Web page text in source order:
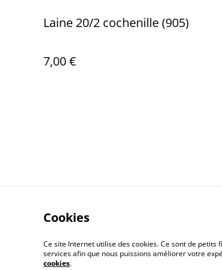
Laine 20/2 cochenille (905)
7,00 €
Cookies
Ce site Internet utilise des cookies. Ce sont de
services afin que nous puissions améliorer votre
cookies.